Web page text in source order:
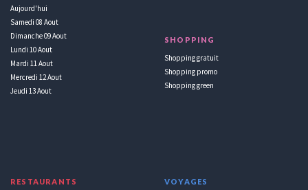
Aujourd'hui
Samedi 08 Aout
Dimanche 09 Aout
Lundi 10 Aout
Mardi 11 Aout
Mercredi 12 Aout
Jeudi 13 Aout
SHOPPING
Shopping gratuit
Shopping promo
Shopping green
RESTAURANTS VOYAGES